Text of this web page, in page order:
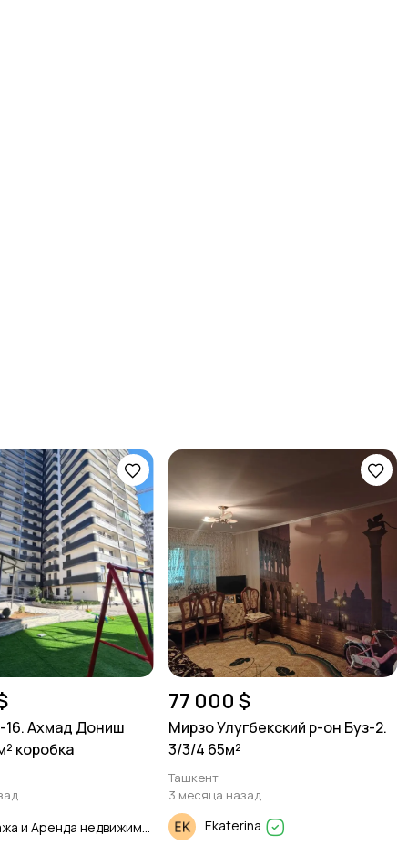
Ахмад Дониш
коробка
77 000 $
Мирзо Улугбекский р-он Буз-2.
3/3/4 65м²
Ташкент
3 месяца назад
Ekaterina